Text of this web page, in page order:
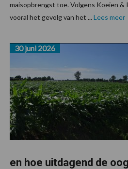
maisopbrengst toe. Volgens Koeien &
vooral het gevolg van het ... Lees meer
en hoe uitdagend de
30 juni 2026